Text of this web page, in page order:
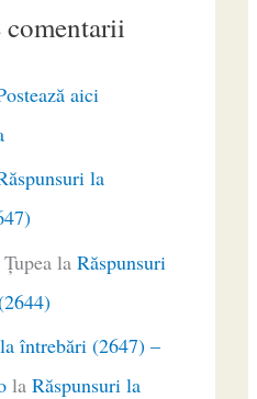
aici
la
la Răspunsuri
întrebări (2647) –
la Răspunsuri la